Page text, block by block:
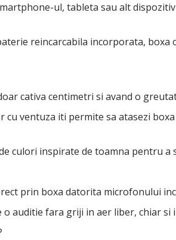
ul, tableta sau alt
reincarcabila incorporata, boxa
cativa centimetri si avand o
cu ventuza iti permite sa atasezi
culori inspirate de toamna pentru
prin boxa datorita microfonului
o auditie fara griji in aer liber, chiar si